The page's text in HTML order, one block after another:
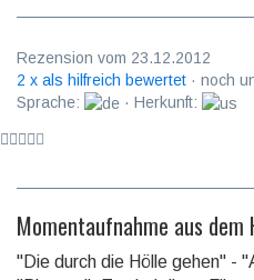
Rezension vom 23.12.2012
2 x als hilfreich bewertet · noch
Sprache:
· Herkunft:
Momentaufnahme aus
"Die durch die Hölle gehen" -